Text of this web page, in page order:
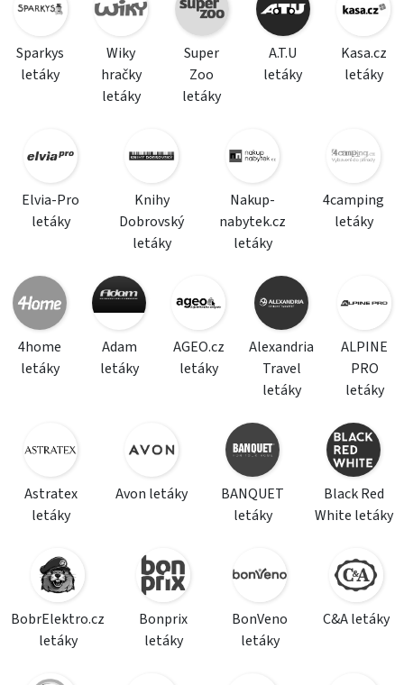
Sparkys
letáky
Wiky
hračky
letáky
Super
Zoo
letáky
A.T.U
letáky
Kasa.cz
letáky
Elvia-Pro
letáky
Knihy
Dobrovský
letáky
Nakup-
nabytek.cz
letáky
4camping
letáky
4home
letáky
Adam
letáky
AGEO.cz
letáky
Alexandria
Travel
letáky
ALPINE
PRO
letáky
Astratex
letáky
Avon letáky
BANQUET
letáky
Black Red
White letáky
BobrElektro.cz
letáky
Bonprix
letáky
BonVeno
letáky
C&A letáky